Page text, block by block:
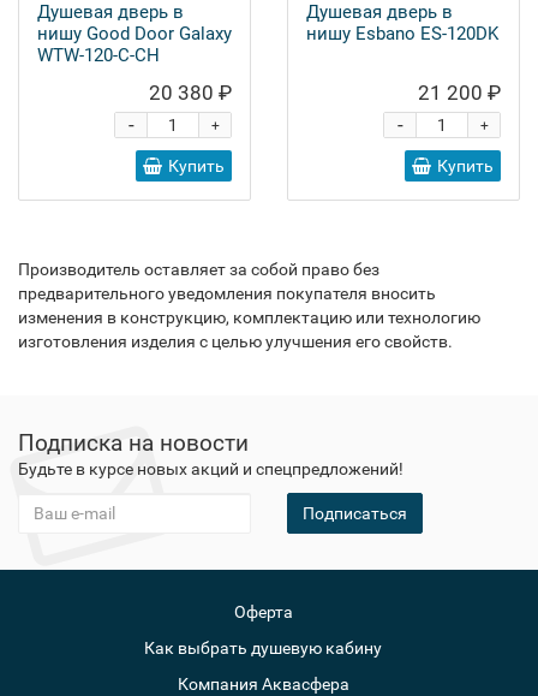
Душевая дверь в
нишу Good Door Galaxy
WTW-120-C-CH
20 380 ₽
+
-
Купить
Душевая дверь в
нишу Esbano ES-120DK
21 200 ₽
+
-
Купить
Производитель оставляет за собой право без
предварительного уведомления покупателя вносить
изменения в конструкцию, комплектацию или технологию
изготовления изделия с целью улучшения его свойств.
Подписка на новости
Будьте в курсе новых акций и спецпредложений!
Подписаться
Оферта
Как выбрать душевую кабину
Компания Аквасфера